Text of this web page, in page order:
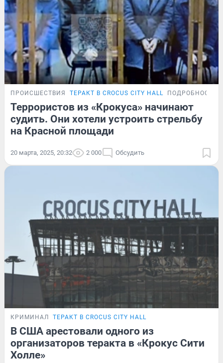
ПРОИСШЕСТВИЯ ТЕРАКТ В CROCUS CITY HALL ПОДРОБНОСТИ
Террористов из «Крокуса» начинают
судить. Они хотели устроить стрельбу
на Красной площади
20 марта, 2025, 20:32 2 000 Обсудить
КРИМИНАЛ ТЕРАКТ В CROCUS CITY HALL
В США арестовали одного из
организаторов теракта в «Крокус Сити
Холле»